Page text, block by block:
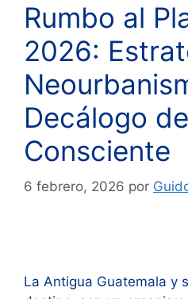
Rumbo al
2026:
Decálogo
Consciente
6 febrero, 2026 por
La Antigua Guatemala y